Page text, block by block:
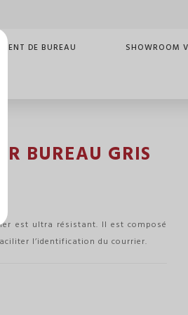
DE BUREAU SHOWROOM
BUREAU GRIS
est ultra résistant. Il est composé
l’identification du courrier.